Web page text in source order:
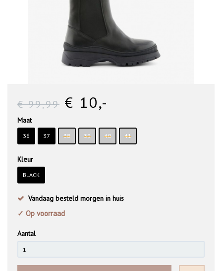
€ 99,99 € 10,-
Maat
36 37 38 39 40 41
Kleur
BLACK
Vandaag besteld morgen in huis
✓ Op voorraad
Aantal